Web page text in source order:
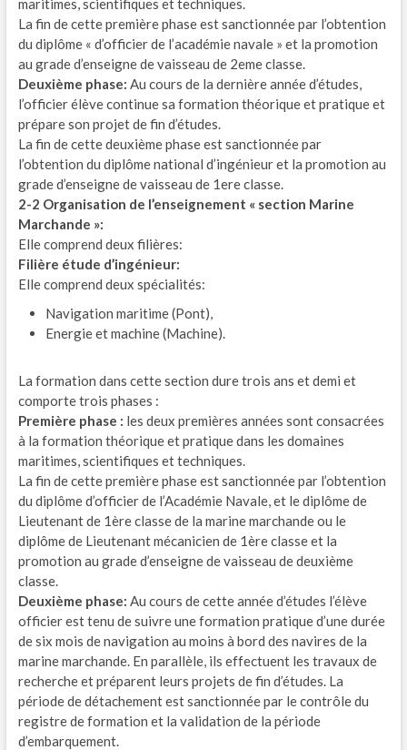
maritimes, scientifiques et techniques.
La fin de cette première phase est sanctionnée par l’obtention
du diplôme « d’officier de l’académie navale » et la promotion
au grade d’enseigne de vaisseau de 2eme classe.
Deuxième phase: Au cours de la dernière année d’études,
l’officier élève continue sa formation théorique et pratique et
prépare son projet de fin d’études.
La fin de cette deuxième phase est sanctionnée par
l’obtention du diplôme national d’ingénieur et la promotion au
grade d’enseigne de vaisseau de 1ere classe.
2-2 Organisation de l’enseignement « section Marine
Marchande »:
Elle comprend deux filières:
Filière étude d’ingénieur:
Elle comprend deux spécialités:
Navigation maritime (Pont),
Energie et machine (Machine).
La formation dans cette section dure trois ans et demi et
comporte trois phases :
Première phase : les deux premières années sont consacrées
à la formation théorique et pratique dans les domaines
maritimes, scientifiques et techniques.
La fin de cette première phase est sanctionnée par l’obtention
du diplôme d’officier de l’Académie Navale, et le diplôme de
Lieutenant de 1ère classe de la marine marchande ou le
diplôme de Lieutenant mécanicien de 1ère classe et la
promotion au grade d’enseigne de vaisseau de deuxième
classe.
Deuxième phase: Au cours de cette année d’études l’élève
officier est tenu de suivre une formation pratique d’une durée
de six mois de navigation au moins à bord des navires de la
marine marchande. En parallèle, ils effectuent les travaux de
recherche et préparent leurs projets de fin d’études. La
période de détachement est sanctionnée par le contrôle du
registre de formation et la validation de la période
d’embarquement.